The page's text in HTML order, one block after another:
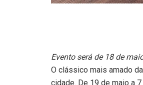
Evento será de 18 de
O clássico mais amado
cidade. De 19 de maio a